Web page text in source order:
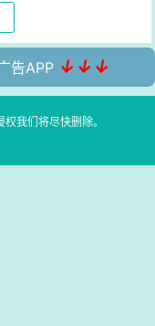
告APP ↓↓↓
我们将尽快删除。